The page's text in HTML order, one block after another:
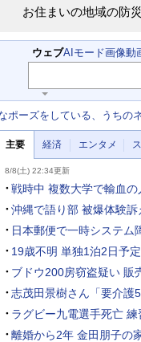
お住まいの地域の防
検
索
ウェブAIモード画像動
ワ
ー
力
補
助
を
開
く
ポーズをしている、うちの
ュ
ス
主要 経済 エンタメ
要
ニ
ー
8/8(土) 22:34更新
戦時中 複数大学で輸血の
沖縄で語り部 被爆体験訴
日本郵便で一時システム
19歳不明 単独1泊2日予
ブドウ200房窃盗疑い 販
志茂田景樹さん「要介護
ラグビー九電選手死亡
離婚から2年 金田朋子の